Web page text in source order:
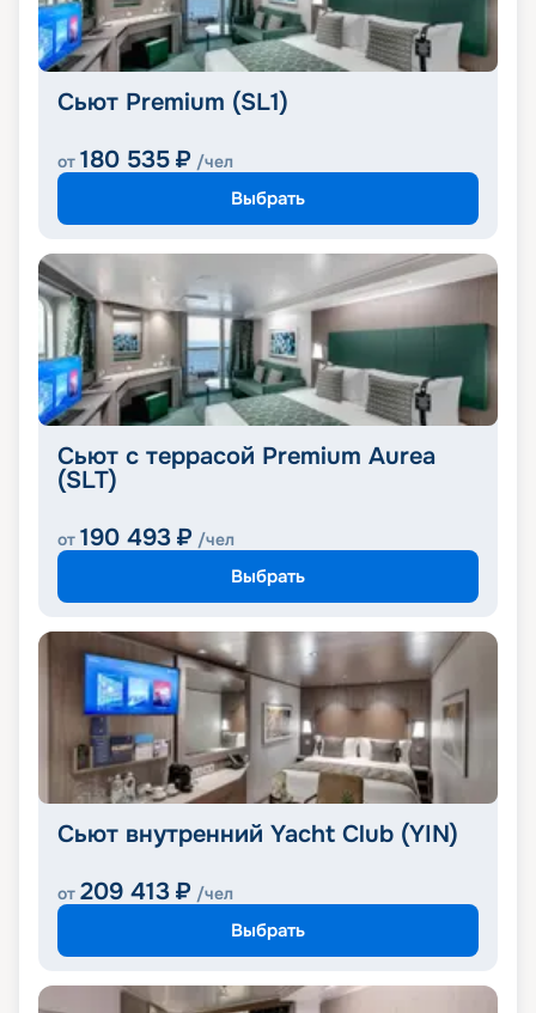
Сьют Premium (SL1)
от 180 535 ₽ /чел
Выбрать
Сьют с террасой Premium Aurea
(SLT)
от 190 493 ₽ /чел
Выбрать
Сьют внутренний Yacht Club (YIN)
от 209 413 ₽ /чел
Выбрать